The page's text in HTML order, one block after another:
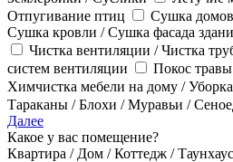
Отпугивание птиц
Сушка
Сушка кровли / Сушка фасада
Чистка вентиляции / Чистка
систем вентиляции
Покос
Химчистка мебели на дому /
Тараканы / Блохи / Муравьи /
Далее
Какое у вас помещение?
Квартира / Дом / Коттедж /